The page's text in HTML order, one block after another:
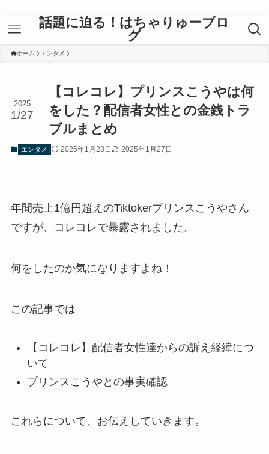
話題に迫る！はちゃりゅーブロ
グ
ホーム エンタメ
【コレコレ】プリンスこうやは何
をした？配信者女性との金銭トラ
ブルまとめ
2025
1/27
エンタメ 2025年1月23日 2025年1月27日
年間売上1億円超えのTiktokerプリンスこうやさん
ですが、コレコレで暴露されました。
何をしたのか気になりますよね！
この記事では
【コレコレ】配信者女性達からの訴え経緯につ
いて
プリンスこうやとの事実確認
これらについて、お伝えしていきます。